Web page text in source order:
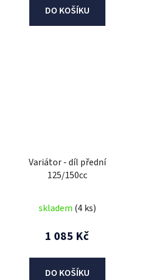
DO KOŠÍKU
Variátor - díl přední
125/150cc
skladem (4 ks)
1 085 Kč
DO KOŠÍKU